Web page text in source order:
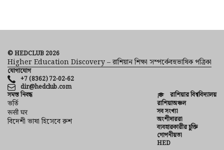
© HEDCLUB 2026
Higher Education Discovery – রাশিয়ান শিক্ষা সম্পর্কেবহুভাষিক পত্রিকা
যোগাযোগ
+7 (8362) 72-02-62
dir@hedclub.com
সমস্ত নিবন্ধ
ভর্তি
रूसी घर
বিদেশী ভাষা হিসেবে রুশ
রাশিয়ার বিশ্ববিদ্যালয়
রাশিয়াঅঞ্চল
সব সংখ্যা
অংশীদাররা
ব্যবহারকারীর চুক্তি
গোপনীয়তা
HED